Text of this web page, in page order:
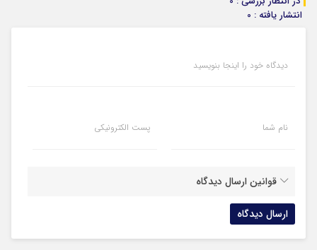
انتشار یافته : 0
دیدگاه خود را اینجا بنویسید
نام شما پست الکترونیکی
قوانین ارسال دیدگاه